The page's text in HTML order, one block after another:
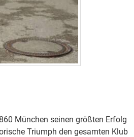
München seinen größten Erfolg
Triumph den gesamten Klub